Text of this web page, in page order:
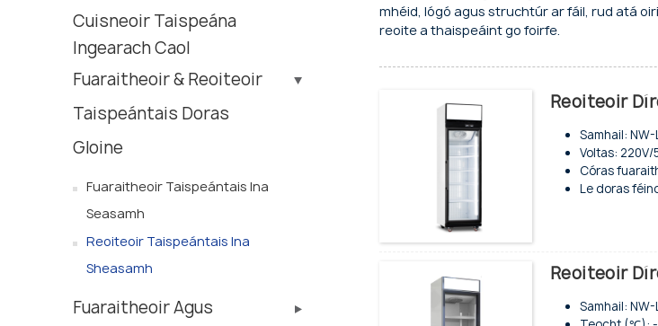
Cuisneoir Taispeána
Ingearach Caol
Fuaraitheoir & Reoiteoir
Taispeántais Doras
Gloine
Fuaraitheoir Taispeántais Ina
Seasamh
Reoiteoir Taispeántais Ina
Sheasamh
Fuaraitheoir Agus
mhéid, lógó agus struchtúr ar fáil, rud atá
reoite a thaispeáint go foirfe.
Reoiteoir
Samhail:
Voltas: 220V/
Córas
Le doras
Cumhacht
Reoiteoir
Samhail: NW-